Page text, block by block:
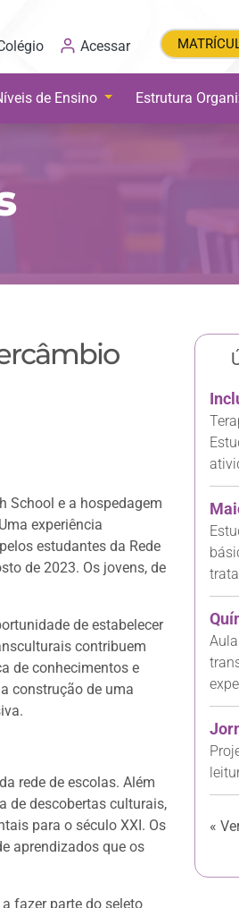
Acessar
de Ensino Estrutura
School e a hospedagem
experiência
estudantes da Rede
de 2023. Os jovens, de
de estabelecer
contribuem
de conhecimentos e
construção de uma
rede de escolas. Além
de descobertas culturais,
para o século XXI. Os
aprendizados que os
fazer parte do seleto
«